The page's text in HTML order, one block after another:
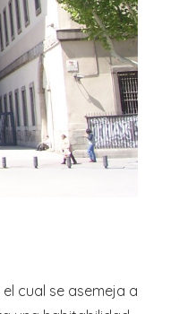
cual se asemeja a